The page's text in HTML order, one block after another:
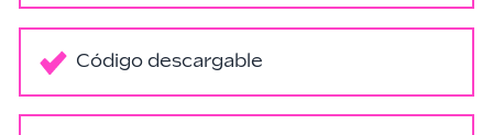
Código descargable